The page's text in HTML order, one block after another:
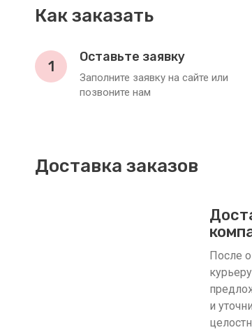
Как заказать
1
Оставьте заявку
Заполните заявку на сайте или
позвоните нам
Доставка заказов
После
и